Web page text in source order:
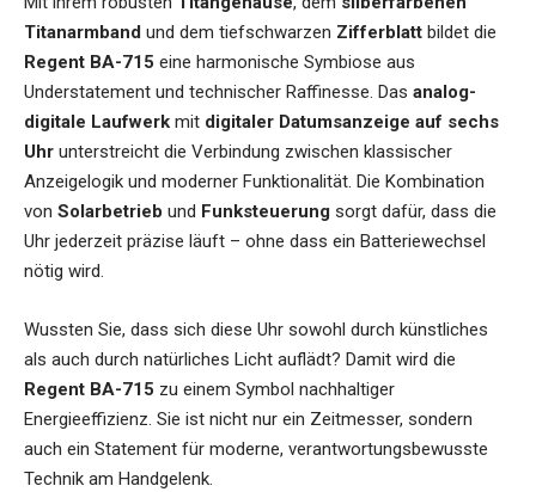
Titanarmband und dem tiefschwarzen Zifferblatt bildet die
Regent BA-715 eine harmonische Symbiose aus
Understatement und technischer Raffinesse. Das analog-
digitale Laufwerk mit digitaler Datumsanzeige auf sechs
Uhr unterstreicht die Verbindung zwischen klassischer
Anzeigelogik und moderner Funktionalität. Die Kombination
von Solarbetrieb und Funksteuerung sorgt dafür, dass die
Uhr jederzeit präzise läuft – ohne dass ein Batteriewechsel
nötig wird.
Wussten Sie, dass sich diese Uhr sowohl durch künstliches
als auch durch natürliches Licht auflädt? Damit wird die
Regent BA-715 zu einem Symbol nachhaltiger
Energieeffizienz. Sie ist nicht nur ein Zeitmesser, sondern
auch ein Statement für moderne, verantwortungsbewusste
Technik am Handgelenk.